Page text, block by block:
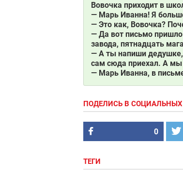
Вовочка приходит в
— Марь Иванна! Я
— Это как, Вовочка?
— Да вот письмо
завода, пятнадцать
— А ты напиши дедушке,
сам сюда приехал. А
— Марь Иванна, в
ПОДЕЛИСЬ В СОЦИАЛЬНЫХ
0
ТЕГИ